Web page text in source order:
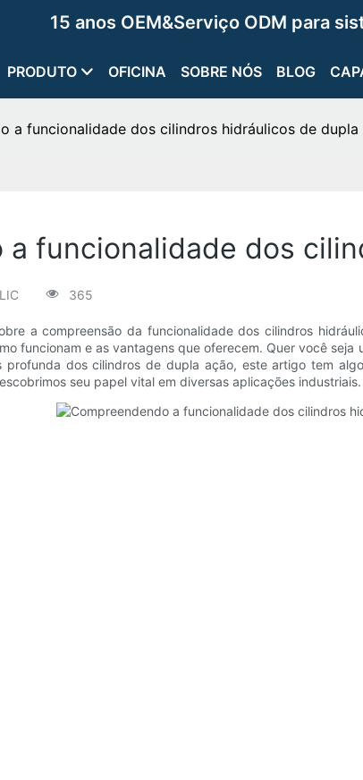
15 anos OEM&Serviço ODM para
PRODUTO OFICINA SOBRE NÓS BLOG
a funcionalidade dos cilindros hidráulicos de dupla
a funcionalidade dos
365
a compreensão da funcionalidade dos cilindros
funcionam e as vantagens que oferecem. Quer você
profunda dos cilindros de dupla ação, este artigo tem
seu papel vital em diversas aplicações industriais.